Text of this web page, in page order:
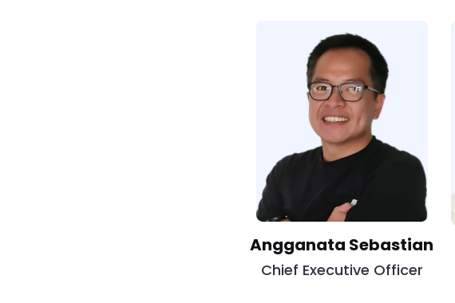
Angganata Sebastian
Chief Executive Officer